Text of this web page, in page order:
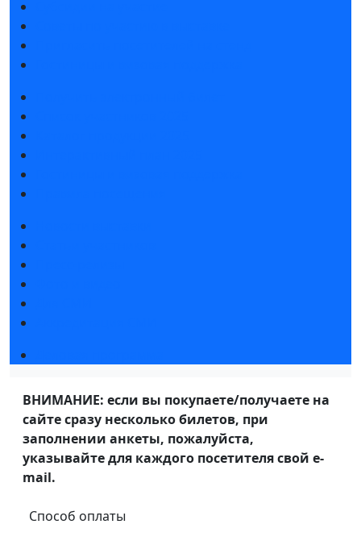
ВНИМАНИЕ: если вы покупаете/получаете на
сайте сразу несколько билетов, при
заполнении анкеты, пожалуйста,
указывайте для каждого посетителя свой e-
mail.
Способ оплаты